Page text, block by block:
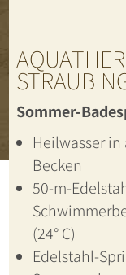
Sommer-
Heilwasser in
Becken
50-m-
(24° C)
Edelstahl-